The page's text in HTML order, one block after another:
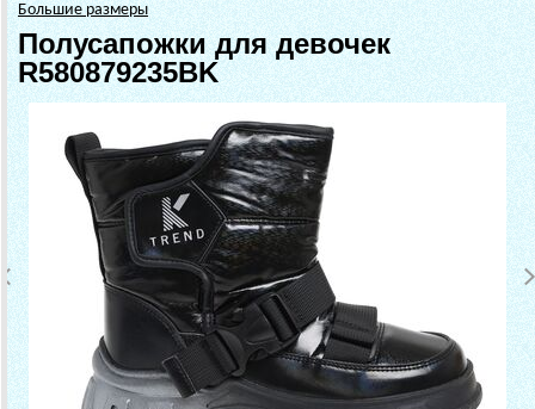
Большие размеры
Полусапожки для девочек
R580879235BK